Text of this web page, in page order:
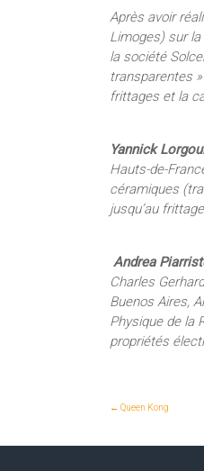
Après avoir
Limoges) sur
la société
transparentes
frittages et la
Yannick
Hauts-de-
céramiques
jusqu’au
Andrea
Charles
Buenos Aires,
Physique de la
propriétés
← Queen Kong